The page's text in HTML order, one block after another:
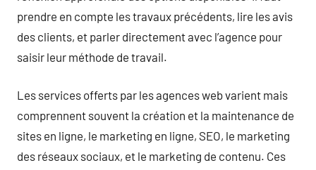
prendre en compte les travaux précédents, lire les avis
des clients, et parler directement avec l’agence pour
saisir leur méthode de travail.
Les services offerts par les agences web varient mais
comprennent souvent la création et la maintenance de
sites en ligne, le marketing en ligne, SEO, le marketing
des réseaux sociaux, et le marketing de contenu. Ces